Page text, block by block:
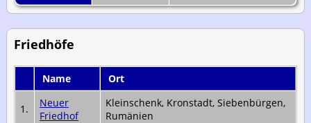
Friedhöfe
Name Ort
1.
Neuer
Friedhof
Kleinschenk, Kronstadt, Siebenbürgen,
Rumänien